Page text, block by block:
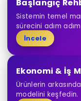
Başlangıç
Sistemin temel
sürecini adım
İncele
Ekonomi & İş
Ürünlerin
modelini keşfedin.